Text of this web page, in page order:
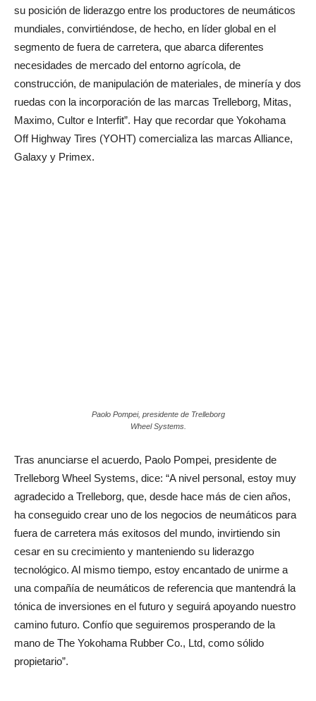
su posición de liderazgo entre los productores de neumáticos
mundiales, convirtiéndose, de hecho, en líder global en el
segmento de fuera de carretera, que abarca diferentes
necesidades de mercado del entorno agrícola, de
construcción, de manipulación de materiales, de minería y dos
ruedas con la incorporación de las marcas Trelleborg, Mitas,
Maximo, Cultor e Interfit”. Hay que recordar que Yokohama
Off Highway Tires (YOHT) comercializa las marcas Alliance,
Galaxy y Primex.
Paolo Pompei, presidente de Trelleborg
Wheel Systems.
Tras anunciarse el acuerdo, Paolo Pompei, presidente de
Trelleborg Wheel Systems, dice: “A nivel personal, estoy muy
agradecido a Trelleborg, que, desde hace más de cien años,
ha conseguido crear uno de los negocios de neumáticos para
fuera de carretera más exitosos del mundo, invirtiendo sin
cesar en su crecimiento y manteniendo su liderazgo
tecnológico. Al mismo tiempo, estoy encantado de unirme a
una compañía de neumáticos de referencia que mantendrá la
tónica de inversiones en el futuro y seguirá apoyando nuestro
camino futuro. Confío que seguiremos prosperando de la
mano de The Yokohama Rubber Co., Ltd, como sólido
propietario”.